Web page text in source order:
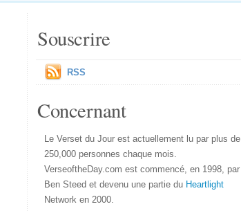
Souscrire
RSS
Concernant
Le Verset du Jour est actuellement lu par plus de
250,000 personnes chaque mois.
VerseoftheDay.com est commencé, en 1998, par
Ben Steed et devenu une partie du Heartlight
Network en 2000.